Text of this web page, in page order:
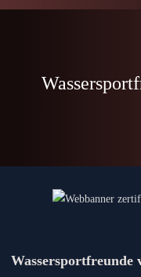
Wassersportfreunde